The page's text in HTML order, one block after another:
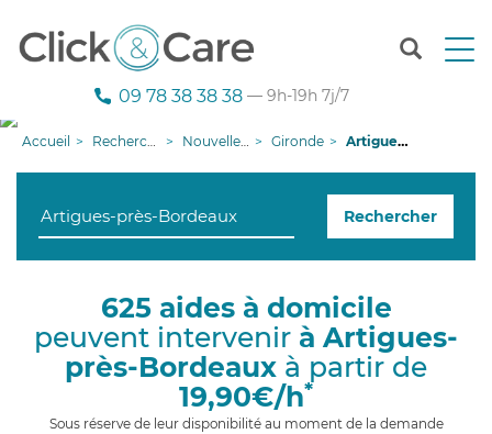
T
n
g
09 78 38 38 38 — 9h-19h 7j/7
Accueil Recherche aide à domicile Nouvelle-Aquitaine Gironde Artigues-près-Bordeaux
Rechercher
625 aides à domicile
peuvent intervenir à Artigues-
près-Bordeaux à partir de
19,90€/h*
Sous réserve de leur disponibilité au moment de la demande